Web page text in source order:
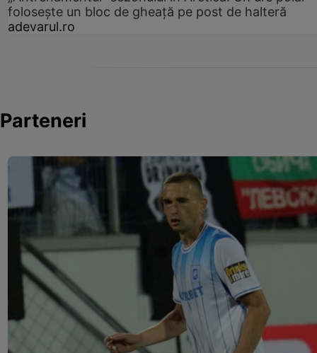
folosește un bloc de gheață pe post de halteră
adevarul.ro
Parteneri